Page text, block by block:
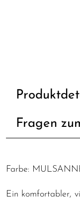
Fragen
Farbe:
Ein komfortabler,